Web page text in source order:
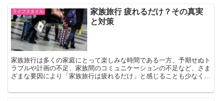
ライフスタイル
家族旅行 疲れるだけ？その真実
と対策
家族旅行は多くの家庭にとって楽しみな時間である一方、予期せぬト
ラブルや計画の不足、家族間のコミュニケーションの不足など、さま
ざまな要因により「家族旅行は疲れるだけ」と感じることも少なくあ